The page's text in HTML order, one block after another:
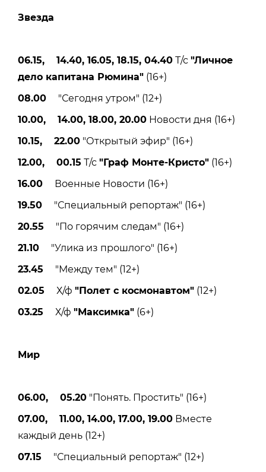
Звезда
06.15, 14.40, 16.05, 18.15, 04.40 Т/с "Личное
дело капитана Рюмина" (16+)
08.00 "Сегодня утром" (12+)
10.00, 14.00, 18.00, 20.00 Новости дня (16+)
10.15, 22.00 "Открытый эфир" (16+)
12.00, 00.15 Т/с "Граф Монте-Кристо" (16+)
16.00 Военные Новости (16+)
19.50 "Специальный репортаж" (16+)
20.55 "По горячим следам" (16+)
21.10 "Улика из прошлого" (16+)
23.45 "Между тем" (12+)
02.05 Х/ф "Полет с космонавтом" (12+)
03.25 Х/ф "Максимка" (6+)
Мир
06.00, 05.20 "Понять. Простить" (16+)
07.00, 11.00, 14.00, 17.00, 19.00 Вместе
каждый день (12+)
07.15 "Специальный репортаж" (12+)